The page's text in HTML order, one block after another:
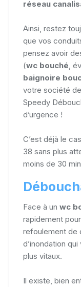
réseau
Ainsi, restez
que vos
pensez avoir
(wc bouché ,
baignoire
votre société de
Speedy
d’urgence !
C’est déjà le
38 sans plus
moins de 30
Face à un wc
rapidement
refoulement de
d’inondation
plus vitaux.
Il existe, bien